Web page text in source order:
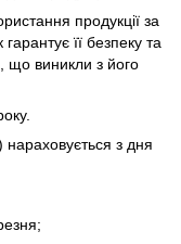
продукції за
її безпеку та
що виникли з його
нараховується з дня